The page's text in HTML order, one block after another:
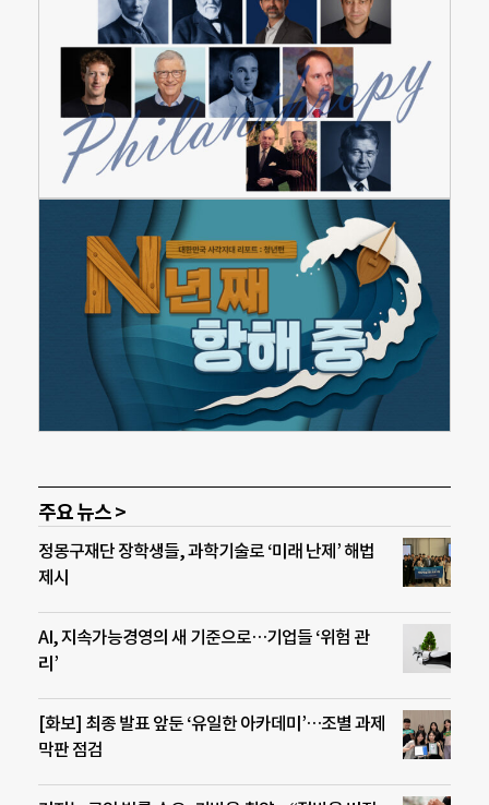
주요 뉴스 >
정몽구재단 장학생들, 과학기술로 ‘미래 난제’ 해법
제시
AI, 지속가능경영의 새 기준으로…기업들 ‘위험 관
리’
[화보] 최종 발표 앞둔 ‘유일한 아카데미’…조별 과제
막판 점검